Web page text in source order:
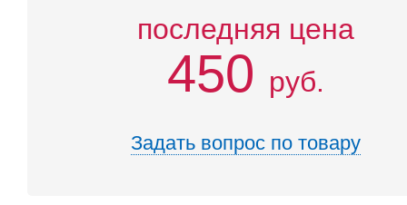
последняя цена
450 руб.
Задать вопрос по товару